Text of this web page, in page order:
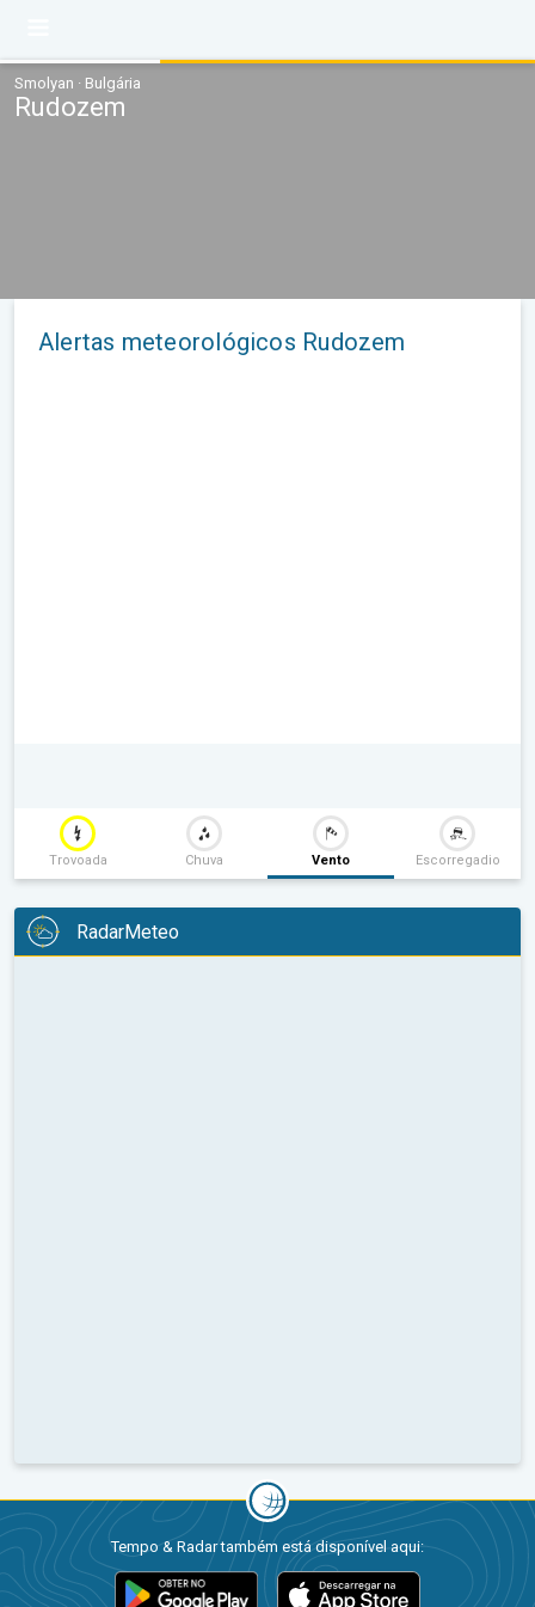
Smolyan · Bulgária
Rudozem
Alertas meteorológicos Rudozem
Trovoada Chuva Vento Escorregadio
RadarMeteo
Tempo & Radar também está disponível aqui: